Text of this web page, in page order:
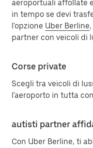
aeroportuali affollate
in tempo se devi
l'opzione Uber Berline
partner con veicoli di
Corse private
Scegli tra veicoli di
l'aeroporto in tutta
autisti partner
Con Uber Berline, ti